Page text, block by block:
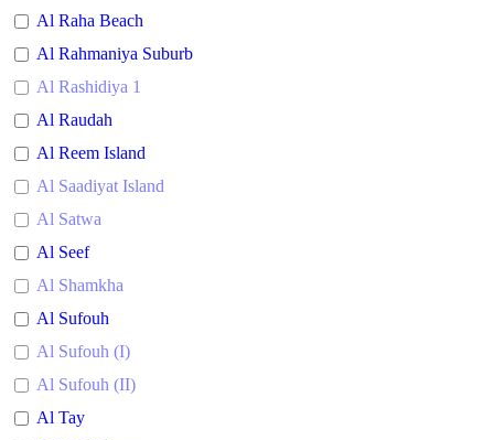
Al Raha Beach
Al Rahmaniya Suburb
Al Rashidiya 1
Al Raudah
Al Reem Island
Al Saadiyat Island
Al Satwa
Al Seef
Al Shamkha
Al Sufouh
Al Sufouh (I)
Al Sufouh (II)
Al Tay